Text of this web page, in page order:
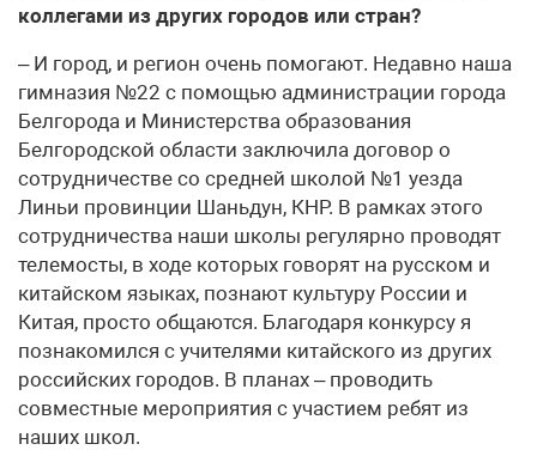
коллегами из других городов или стран?
– И город, и регион очень помогают. Недавно наша
гимназия №22 с помощью администрации города
Белгорода и Министерства образования
Белгородской области заключила договор о
сотрудничестве со средней школой №1 уезда
Линьи провинции Шаньдун, КНР. В рамках этого
сотрудничества наши школы регулярно проводят
телемосты, в ходе которых говорят на русском и
китайском языках, познают культуру России и
Китая, просто общаются. Благодаря конкурсу я
познакомился с учителями китайского из других
российских городов. В планах – проводить
совместные мероприятия с участием ребят из
наших школ.